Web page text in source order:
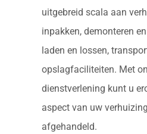
uitgebreid scala aan
inpakken, demonteren
laden en lossen,
opslagfaciliteiten. Met
dienstverlening kunt u
aspect van uw
afgehandeld.